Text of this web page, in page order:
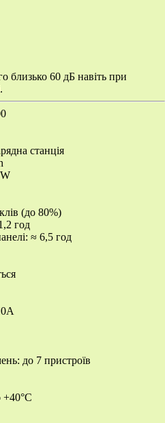
близько 60 дБ навіть при
станція
(до 80%)
год
≈ 6,5 год
до 7 пристроїв
+40°C